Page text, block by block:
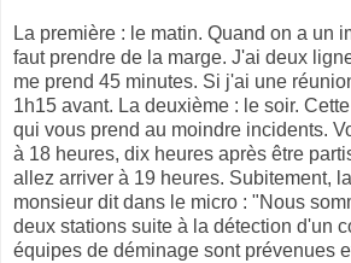
La première : le matin. Quand on a un
faut prendre de la marge. J'ai deux
me prend 45 minutes. Si j'ai une
1h15 avant. La deuxième : le soir.
qui vous prend au moindre incidents.
à 18 heures, dix heures après être
allez arriver à 19 heures. Subitement,
monsieur dit dans le micro : "Nous
deux stations suite à la détection d'un
équipes de déminage sont prévenues